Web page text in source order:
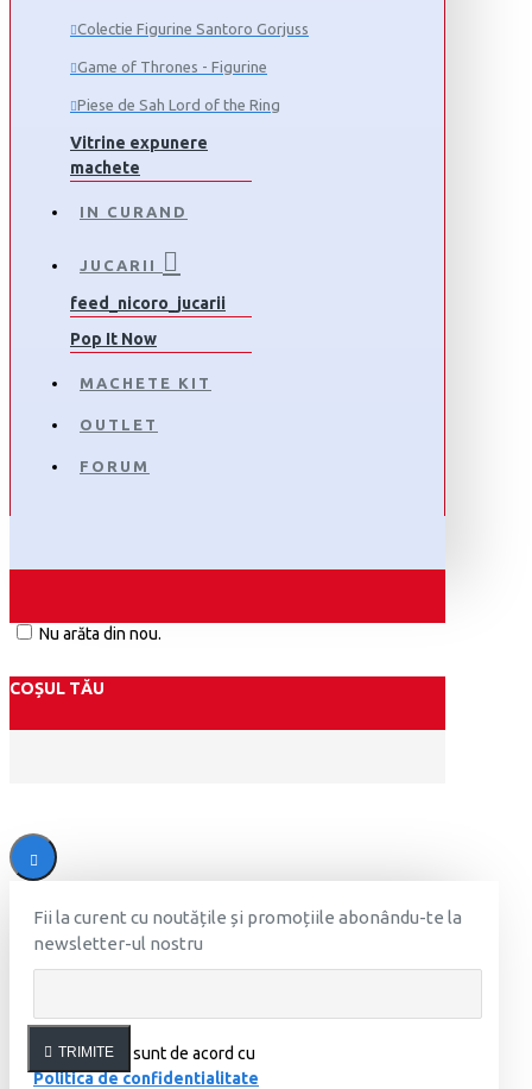
Colectie Figurine Santoro Gorjuss
Game of Thrones - Figurine
Piese de Sah Lord of the Ring
Vitrine expunere
machete
IN CURAND
JUCARII
feed_nicoro_jucarii
Pop It Now
MACHETE KIT
OUTLET
FORUM
COȘUL TĂU
Fii la curent cu noutățile și promoțiile abonându-te la
newsletter-ul nostru
TRIMITE
Am citit şi sunt de acord cu
Politica de confidentialitate
Nu arăta din nou.